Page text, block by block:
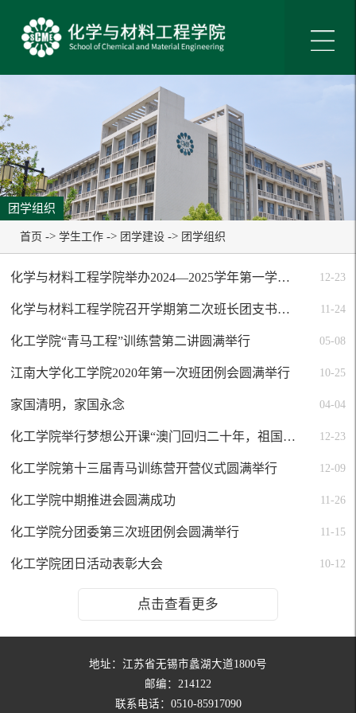
团学组织
首页 -> 学生工作 -> 团学建设 -> 团学组织
化学与材料工程学院举办2024—2025学年第一学期“青春逢盛世，奋斗正当时”优秀团日活动评选 12-23
化学与材料工程学院召开学期第二次班长团支书工作例会 11-24
化工学院“青马工程”训练营第二讲圆满举行 05-08
江南大学化工学院2020年第一次班团例会圆满举行 10-25
家国清明，家国永念 04-04
化工学院举行梦想公开课“澳门回归二十年，祖国统一载心田” 12-23
化工学院第十三届青马训练营开营仪式圆满举行 12-09
化工学院中期推进会圆满成功 11-26
化工学院分团委第三次班团例会圆满举行 11-15
化工学院团日活动表彰大会 10-12
点击查看更多
地址：江苏省无锡市蠡湖大道1800号
邮编：214122
联系电话：0510-85917090